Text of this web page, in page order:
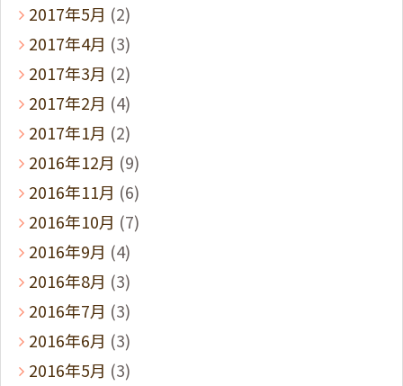
2017年5月 (2)
2017年4月 (3)
2017年3月 (2)
2017年2月 (4)
2017年1月 (2)
2016年12月 (9)
2016年11月 (6)
2016年10月 (7)
2016年9月 (4)
2016年8月 (3)
2016年7月 (3)
2016年6月 (3)
2016年5月 (3)